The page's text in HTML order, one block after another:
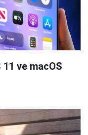
ve macOS